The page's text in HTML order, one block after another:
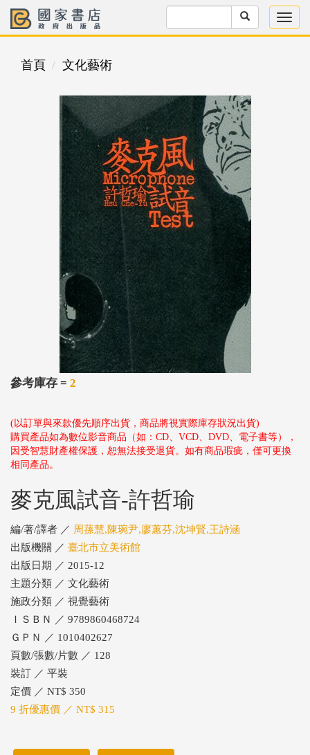
首頁 文化藝術
參考庫存 = 2
(以訂單與來款優先順序出貨，商品將視實際庫存狀況出貨)
購買產品如為數位影音商品（如：CD、VCD、DVD、電子書等），
因受智慧財產權保護，恕無法接受退貨。如有商品瑕疵，僅可更換
相同產品。
麥克風試音-許哲瑜
編/著/譯者 ／ 周蓀慧,陳琬尹,廖蕙芬,沈坤賢,王詩涵
出版機關 ／ 臺北市立美術館
出版日期 ／ 2015-12
主題分類 ／ 文化藝術
施政分類 ／ 視覺藝術
ＩＳＢＮ ／ 9789860468724
ＧＰＮ ／ 1010402627
頁數/張數/片數 ／ 128
裝訂 ／ 平裝
定價 ／ NT$ 350
9 折優惠價 ／ NT$ 315